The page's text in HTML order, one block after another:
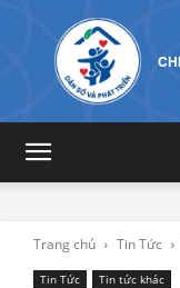
Trang chủ Tin Tức
Tin Tức Tin tức khác